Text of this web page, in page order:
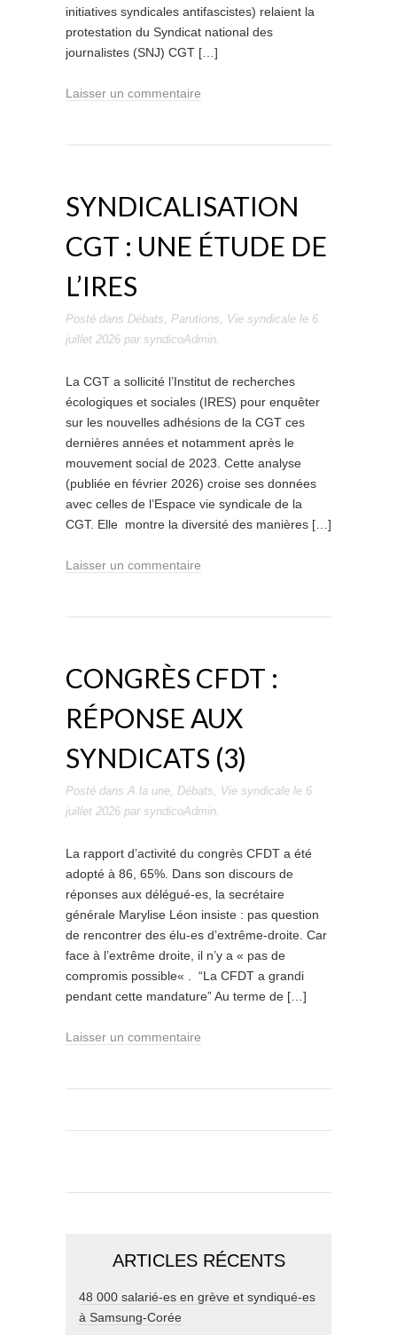
initiatives syndicales antifascistes) relaient la
protestation du Syndicat national des
journalistes (SNJ) CGT […]
Laisser un commentaire
SYNDICALISATION
CGT : UNE ÉTUDE DE
L’IRES
Posté dans Débats, Parutions, Vie syndicale le 6
juillet 2026 par syndicoAdmin.
La CGT a sollicité l’Institut de recherches
écologiques et sociales (IRES) pour enquêter
sur les nouvelles adhésions de la CGT ces
dernières années et notamment après le
mouvement social de 2023. Cette analyse
(publiée en février 2026) croise ses données
avec celles de l’Espace vie syndicale de la
CGT. Elle montre la diversité des manières […]
Laisser un commentaire
CONGRÈS CFDT :
RÉPONSE AUX
SYNDICATS (3)
Posté dans A la une, Débats, Vie syndicale le 6
juillet 2026 par syndicoAdmin.
La rapport d’activité du congrès CFDT a été
adopté à 86, 65%. Dans son discours de
réponses aux délégué-es, la secrétaire
générale Marylise Léon insiste : pas question
de rencontrer des élu-es d’extrême-droite. Car
face à l’extrême droite, il n’y a « pas de
compromis possible« . “La CFDT a grandi
pendant cette mandature” Au terme de […]
Laisser un commentaire
ARTICLES RÉCENTS
48 000 salarié-es en grève et syndiqué-es
à Samsung-Corée